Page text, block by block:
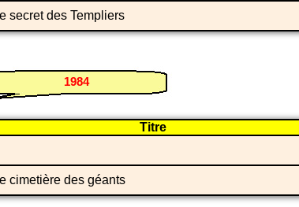
secret des Templiers
1984
Titre
cimetière des géants